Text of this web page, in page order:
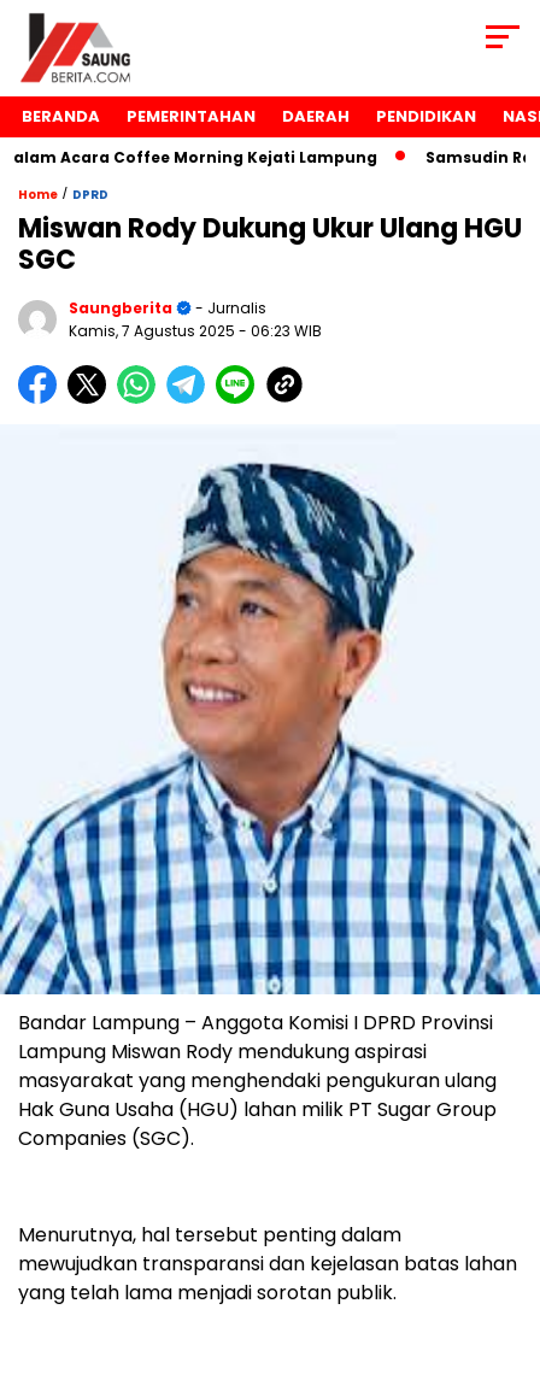
BERANDA PEMERINTAHAN DAERAH PENDIDIKAN
Acara Coffee Morning Kejati Lampung Samsudin Raih
Home / DPRD
Miswan Rody Dukung Ukur Ulang HGU
SGC
Saungberita
- Jurnalis
Kamis, 7 Agustus 2025 - 06:23 WIB
Bandar Lampung – Anggota Komisi I DPRD Provinsi
Lampung Miswan Rody mendukung aspirasi
masyarakat yang menghendaki pengukuran ulang
Hak Guna Usaha (HGU) lahan milik PT Sugar Group
Companies (SGC).
Menurutnya, hal tersebut penting dalam
mewujudkan transparansi dan kejelasan batas lahan
yang telah lama menjadi sorotan publik.